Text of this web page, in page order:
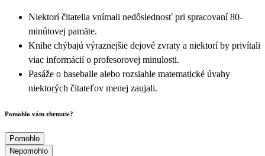
Niektorí čitatelia vnímali nedôslednosť pri spracovaní 80-
minútovej pamäte.
Knihe chýbajú výraznejšie dejové zvraty a niektorí by privítali
viac informácií o profesorovej minulosti.
Pasáže o baseballe alebo rozsiahle matematické úvahy
niektorých čitateľov menej zaujali.
Pomohlo vám zhrnutie?
Pomohlo
Nepomohlo